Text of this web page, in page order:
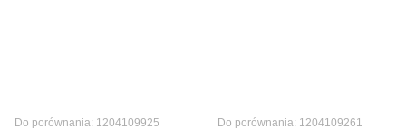
Do porównania: 1204109925 Do porównania: 1204109261